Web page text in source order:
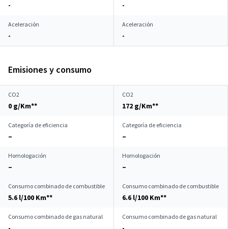
- -
Aceleración
-
Aceleración
-
Emisiones y consumo
CO2
0 g/Km**
CO2
172 g/Km**
Categoría de eficiencia
–
Categoría de eficiencia
–
Homologación
–
Homologación
–
Consumo combinado de combustible
5.6 l/100 Km**
Consumo combinado de combustible
6.6 l/100 Km**
Consumo combinado de gas natural Consumo combinado de gas natural